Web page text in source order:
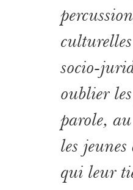
socio-
oublier
parole,
les
qui leur